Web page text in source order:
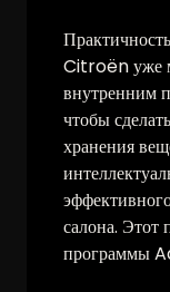
Практичность
Citroën уже
внутренним
чтобы
хранения
салона. Этот
программы